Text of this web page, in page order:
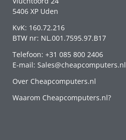
5406 XP Uden
KvK: 160.72.216
BTW nr: NL.001.7595.97.B17
Telefoon: +31 085 800 2406
E-mail: Sales@cheapcomputers.nl
Over Cheapcomputers.nl
Waarom Cheapcomputers.nl?